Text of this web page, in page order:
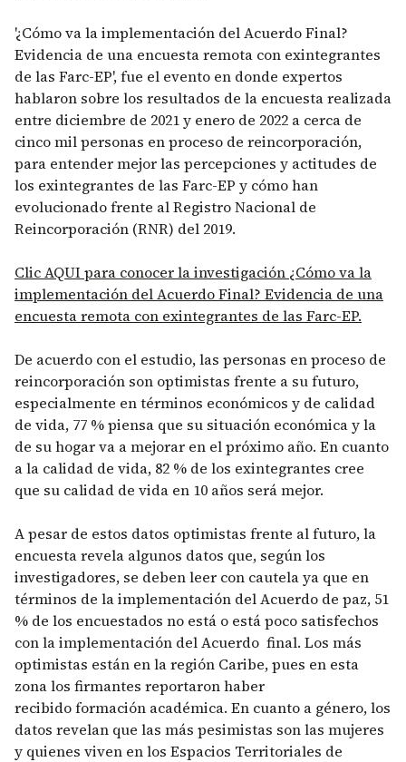
'¿Cómo va la implementación del Acuerdo Final?
Evidencia de una encuesta remota con exintegrantes
de las Farc-EP', fue el evento en donde expertos
hablaron sobre los resultados de la encuesta realizada
entre diciembre de 2021 y enero de 2022 a cerca de
cinco mil personas en proceso de reincorporación,
para entender mejor las percepciones y actitudes de
los exintegrantes de las Farc-EP y cómo han
evolucionado frente al Registro Nacional de
Reincorporación (RNR) del 2019.
Clic AQUI para conocer la investigación ¿Cómo va la
implementación del Acuerdo Final? Evidencia de una
encuesta remota con exintegrantes de las Farc-EP.
De acuerdo con el estudio, las personas en proceso de
reincorporación son optimistas frente a su futuro,
especialmente en términos económicos y de calidad
de vida, 77 % piensa que su situación económica y la
de su hogar va a mejorar en el próximo año. En cuanto
a la calidad de vida, 82 % de los exintegrantes cree
que su calidad de vida en 10 años será mejor.
A pesar de estos datos optimistas frente al futuro, la
encuesta revela algunos datos que, según los
investigadores, se deben leer con cautela ya que en
términos de la implementación del Acuerdo de paz, 51
% de los encuestados no está o está poco satisfechos
con la implementación del Acuerdo final. Los más
optimistas están en la región Caribe, pues en esta
zona los firmantes reportaron haber
recibido formación académica. En cuanto a género, los
datos revelan que las más pesimistas son las mujeres
y quienes viven en los Espacios Territoriales de